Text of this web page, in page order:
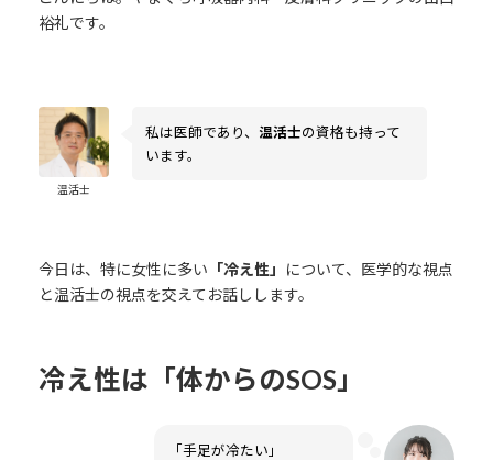
裕礼です。
温活士
私は医師であり、 温活士の資格も持って
います。
今日は、特に女性に多い 「冷え性」
について、医学的な視点
と温活士の視点を交えてお話しします。
冷え性は「体からのSOS」
「手足が冷たい」